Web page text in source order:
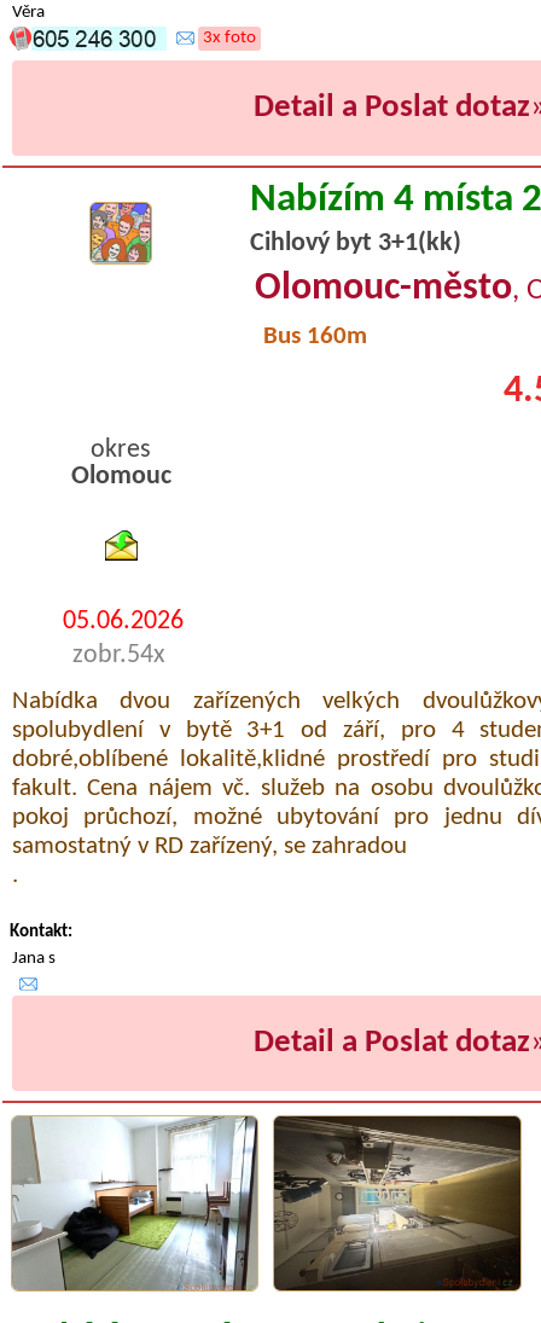
Věra
3x foto
Detail a Poslat dotaz
Nabízím 4 místa
Cihlový byt 3+1(kk)
Olomouc-město,
Bus 160m
okres
Olomouc
05.06.2026
zobr.54x
Nabídka dvou zařízených velkých
spolubydlení v bytě 3+1 od září, pro 4
dobré,oblíbené lokalitě,klidné prostředí pro
fakult. Cena nájem vč. služeb na osobu
pokoj průchozí, možné ubytování pro jednu
samostatný v RD zařízený, se zahradou
.
Kontakt:
Jana s
Detail a Poslat dotaz